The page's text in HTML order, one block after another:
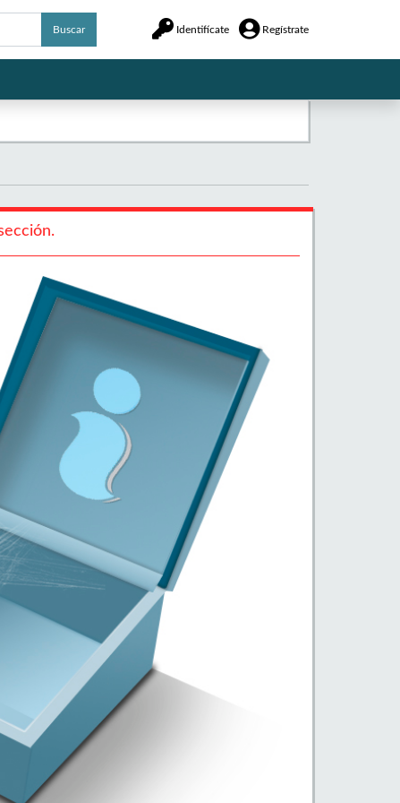
Buscar Identifícate Regístrate